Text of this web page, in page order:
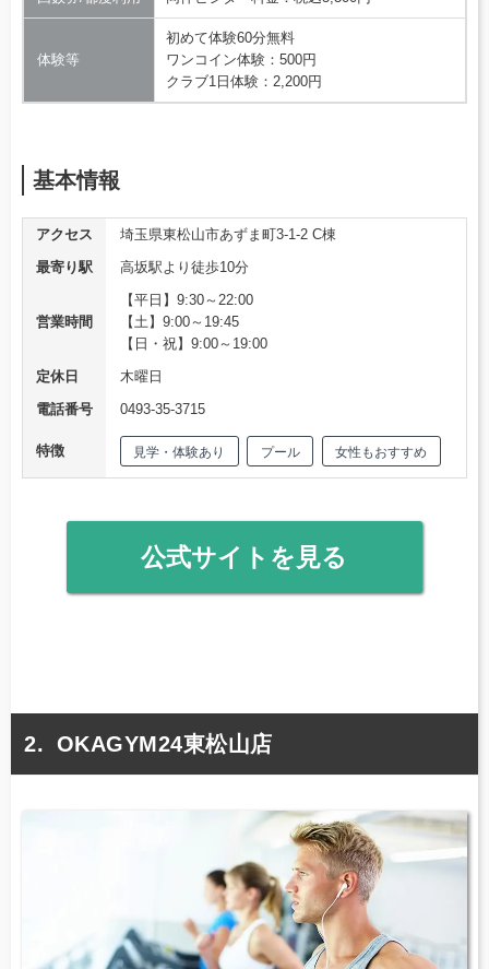
体験等
初めて体験60分無料
ワンコイン体験：500円
クラブ1日体験：2,200円
基本情報
アクセス
埼玉県東松山市あずま町3-1-2 C棟
最寄り駅
高坂駅より徒歩10分
営業時間
【平日】9:30～22:00
【土】9:00～19:45
【日・祝】9:00～19:00
定休日
木曜日
電話番号
0493-35-3715
特徴 見学・体験あり プール 女性もおすすめ
公式サイトを見る
OKAGYM24東松山店